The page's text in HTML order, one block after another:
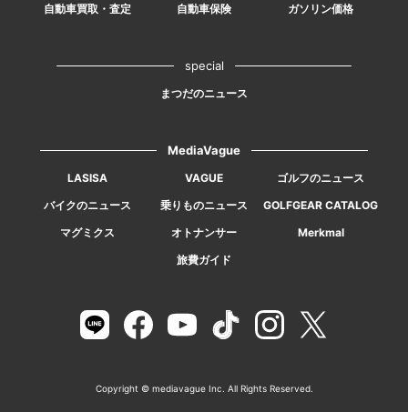
自動車買取・査定
自動車保険 ガソリン価格
special
まつだのニュース
MediaVague
LASISA VAGUE
ゴルフのニュース
バイクのニュース
乗りものニュース
GOLFGEAR CATALOG
マグミクス
オトナンサー
Merkmal
旅費ガイド
Copyright © mediavague Inc. All Rights Reserved.